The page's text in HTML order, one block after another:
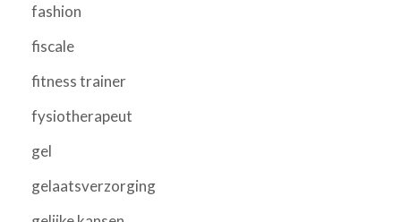
fashion
fiscale
fitness trainer
fysiotherapeut
gel
gelaatsverzorging